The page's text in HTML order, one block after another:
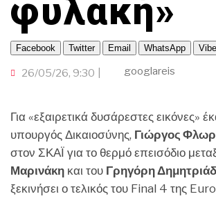
φυλακή»
Facebook Twitter Email WhatsApp
26/05/26, 9:30 googlareis
Για «εξαιρετικά δυσάρεστες εικόνες»
υπουργός Δικαιοσύνης, Γιώργος
στον ΣΚΑΪ για το θερμό επεισόδιο
Μαρινάκη και του Γρηγόρη
ξεκινήσει ο τελικός του Final 4 της